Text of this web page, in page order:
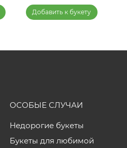
Добавить к букету
ОСОБЫЕ СЛУЧАИ
Недорогие букеты
Букеты для любимой